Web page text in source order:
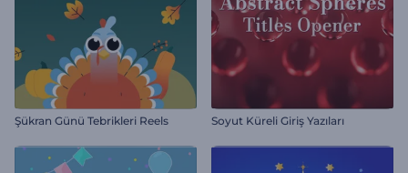
Şükran Günü Tebrikleri Reels Soyut Küreli Giriş Yazıları